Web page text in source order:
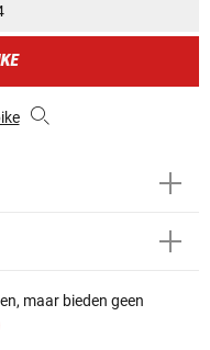
maar bieden geen